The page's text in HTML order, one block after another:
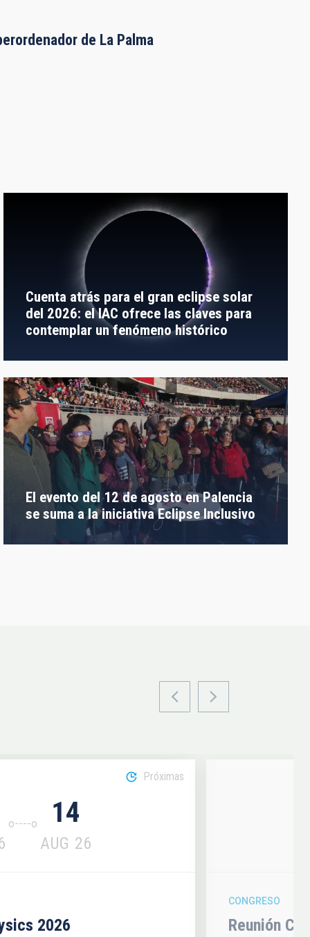
de La Palma
Cuenta atrás para el gran eclipse solar
del 2026: el IAC ofrece las claves para
contemplar un fenómeno histórico
El evento del 12 de agosto en Palencia
se suma a la iniciativa Eclipse Inclusivo
14
AUG 26
Próximas
2026
CONGRESO
Reunión